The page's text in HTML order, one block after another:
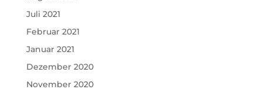
Juli 2021
Februar 2021
Januar 2021
Dezember 2020
November 2020